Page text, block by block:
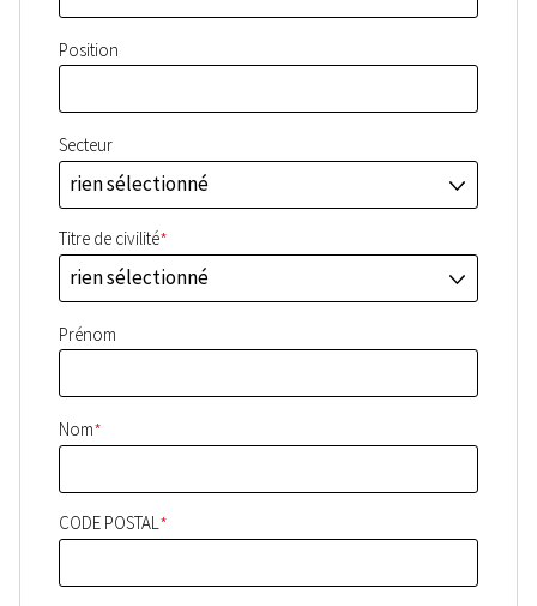
Position
Secteur
rien sélectionné J
Titre de civilité*
rien sélectionné
J
Prénom
Nom*
CODE POSTAL*